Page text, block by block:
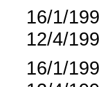
16/1/
12/4/
16/1/